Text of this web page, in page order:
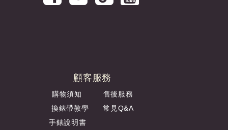
顧客服務
購物須知 售後服務
換錶帶教學常見Q&A
手錶說明書